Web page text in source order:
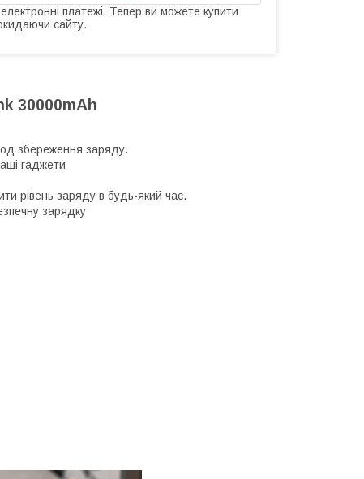
електронні платежі. Тепер ви можете купити
сайту.
30000mAh
збереження заряду.
гаджети
рівень заряду в будь-який час.
зарядку